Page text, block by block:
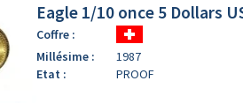
Eagle 1/10 once 5 Dollars
Coffre :
Millésime :
1987
Etat :
PROOF